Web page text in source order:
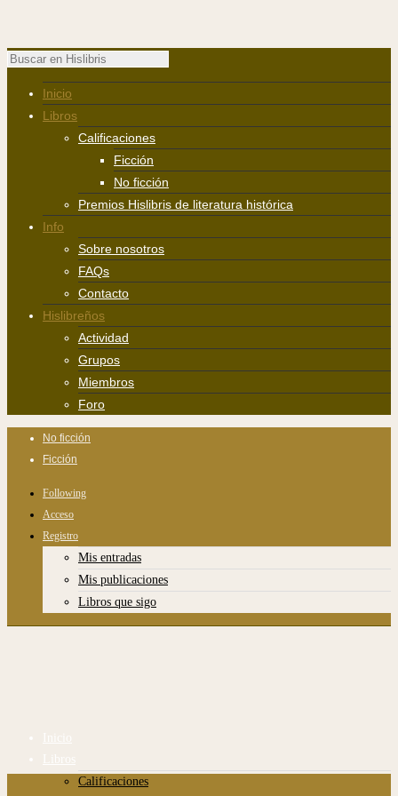
Inicio
Libros
Calificaciones
Ficción
No ficción
Premios Hislibris de literatura histórica
Info
Sobre nosotros
FAQs
Contacto
Hislibreños
Actividad
Grupos
Miembros
Foro
No ficción
Ficción
Following
Acceso
Registro
Mis entradas
Mis publicaciones
Libros que sigo
Inicio
Libros
Calificaciones